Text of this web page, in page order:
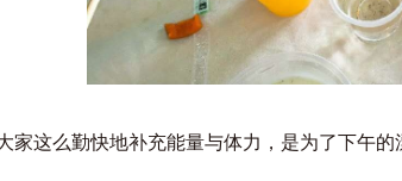
家这么勤快地补充能量与体力，是为了下午的